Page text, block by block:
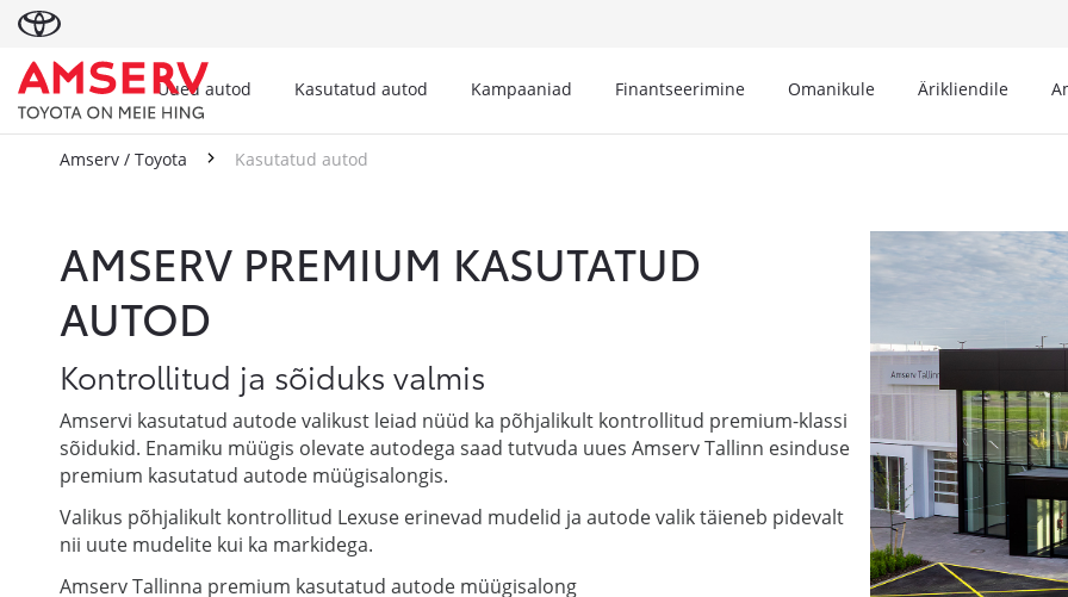
Uued autod Kasutatud autod Kampaaniad Finantseerimine Omanikule Ärikliendile
Amserv / Toyota Kasutatud autod
AMSERV PREMIUM KASUTATUD
AUTOD
Kontrollitud ja sõiduks valmis
Amservi kasutatud autode valikust leiad nüüd ka põhjalikult kontrollitud premium-klassi
sõidukid. Enamiku müügis olevate autodega saad tutvuda uues Amserv Tallinn esinduse
premium kasutatud autode müügisalongis.
Valikus põhjalikult kontrollitud Lexuse erinevad mudelid ja autode valik täieneb pidevalt
nii uute mudelite kui ka markidega.
Amserv Tallinna premium kasutatud autode müügisalong